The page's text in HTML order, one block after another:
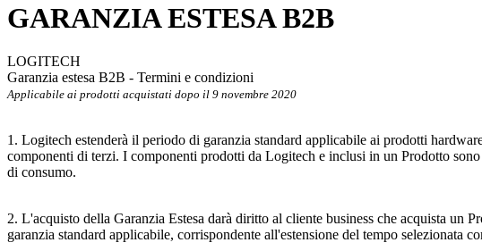
GARANZIA ESTESA B2B
LOGITECH
Garanzia estesa B2B - Termini e condizioni
Applicabile ai prodotti acquistati dopo il 9 novembre 2020
1. Logitech estenderà il periodo di garanzia standard applicabile ai prodotti
componenti di terzi. I componenti prodotti da Logitech e inclusi in un Prodotto
di consumo.
2. L'acquisto della Garanzia Estesa darà diritto al cliente business che acquista un
garanzia standard applicabile, corrispondente all'estensione del tempo selezionata